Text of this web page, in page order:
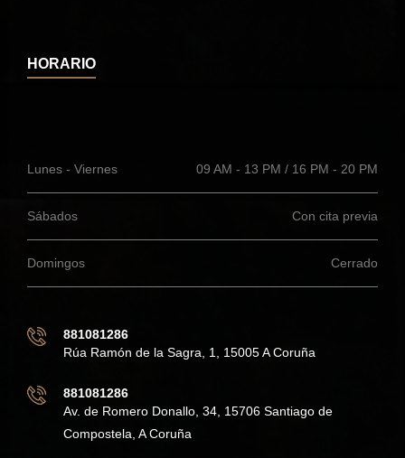
HORARIO
Lunes - Viernes 09 AM - 13 PM / 16 PM - 20 PM
Sábados Con cita previa
Domingos Cerrado
881081286
Rúa Ramón de la Sagra, 1, 15005 A Coruña
881081286
Av. de Romero Donallo, 34, 15706 Santiago de
Compostela, A Coruña